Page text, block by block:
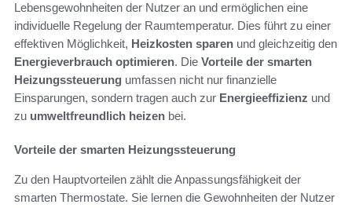
Lebensgewohnheiten der Nutzer an und ermöglichen eine
individuelle Regelung der Raumtemperatur. Dies führt zu einer
effektiven Möglichkeit, Heizkosten sparen und gleichzeitig den
Energieverbrauch optimieren. Die Vorteile der smarten
Heizungssteuerung umfassen nicht nur finanzielle
Einsparungen, sondern tragen auch zur Energieeffizienz und
zu umweltfreundlich heizen bei.
Vorteile der smarten Heizungssteuerung
Zu den Hauptvorteilen zählt die Anpassungsfähigkeit der
smarten Thermostate. Sie lernen die Gewohnheiten der Nutzer